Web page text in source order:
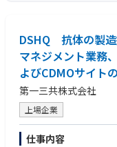
■医療を支えるサービス
当社は、医療に関わる情
ビスを提供しています。
情報セキュリティやIT統
ものではありません。シ
医師をはじめとするステ
事業基盤です。
本ポジションでは、IT統
ービスの信頼性、安定性
ご経験や適性、入社時
決定します。複数のプロ
す。
■部門横断の業務プロセ
複数部門にまたがる業務
重複作業、属人化、情報
成を行いながら、あるべ
要に応じてシステムの導
DSHQ 抗体の製造
マネジメント業務
よびCDMOサイト
第一三共株式会社
上場企業
仕事内容